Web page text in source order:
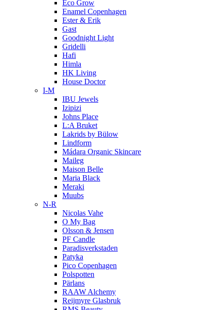
Eco Grow
Enamel Copenhagen
Ester & Erik
Gast
Goodnight Light
Gridelli
Hafi
Himla
HK Living
House Doctor
I-M
IBU Jewels
Izipizi
Johns Place
L:A Bruket
Lakrids by Bülow
Lindform
Mádara Organic Skincare
Maileg
Maison Belle
Maria Black
Meraki
Muubs
N-R
Nicolas Vahe
O My Bag
Olsson & Jensen
PF Candle
Paradisverkstaden
Patyka
Pico Copenhagen
Polspotten
Pärlans
RAAW Alchemy
Reijmyre Glasbruk